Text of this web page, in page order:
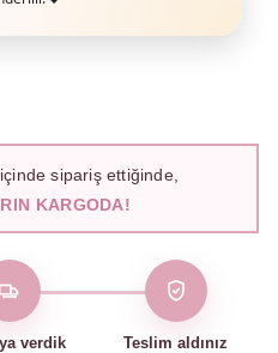
sipariş ettiğinde,
KARGODA!
verdik Teslim aldınız